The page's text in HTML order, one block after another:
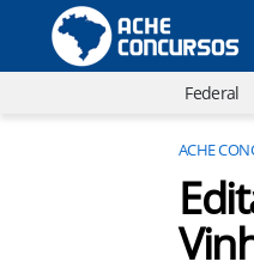
Federal
ACHE